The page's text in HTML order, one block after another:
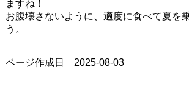
ますね！
お腹壊さないように、適度に食べて夏を
う。
ページ作成日 2025-08-03